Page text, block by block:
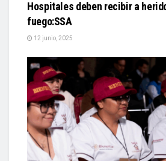
Hospitales deben recibir a
fuego:SSA
12 junio, 2025